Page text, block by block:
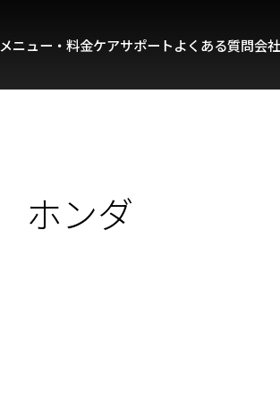
メニュー・料金ケアサポートよくある質問会
ホンダ